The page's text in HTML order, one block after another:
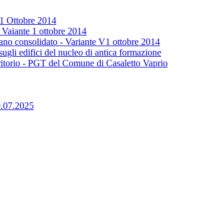
Ottobre 2014
1 ottobre 2014
consolidato - Variante V1 ottobre 2014
edifici del nucleo di antica formazione
- PGT del Comune di Casaletto Vaprio